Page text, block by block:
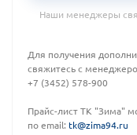
Наши менеджеры
Для получения
свяжитесь с
+7 (3452) 578-900
Прайс-лист ТК "Зима"
по email: tk@zima94.ru